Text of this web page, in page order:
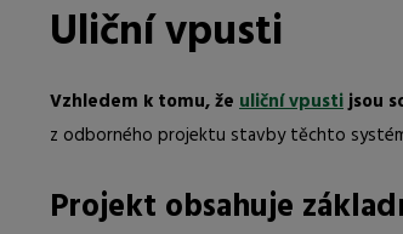
Uliční vpusti
Vzhledem k tomu, že uliční vpustijsou
z odborného projektu stavby těchto
Projekt obsahuje